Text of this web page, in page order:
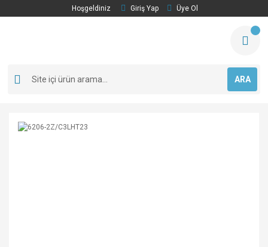
Hoşgeldiniz Giriş Yap Üye Ol
ARA